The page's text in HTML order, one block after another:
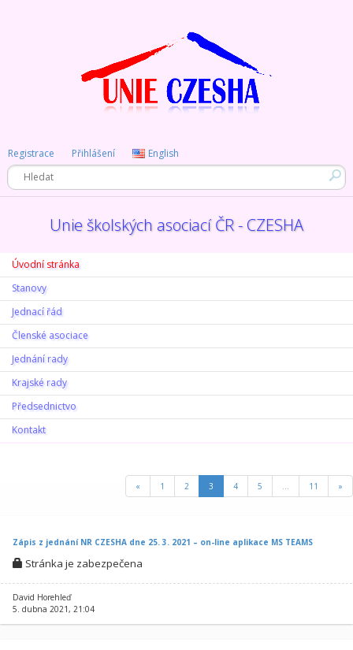
Registrace Přihlášení English
Unie školských asociací ČR - CZESHA
Úvodní stránka
Stanovy
Jednací řád
Členské asociace
Jednání rady
Krajské rady
Předsednictvo
Kontakt
Úvodní stránka
« 1 2 3 4 5 ... 11 »
Zápis z jednání NR CZESHA dne 25. 3. 2021 – on-line aplikace MS TEAMS
Stránka je zabezpečena
David Horehleď
5. dubna 2021, 21:04